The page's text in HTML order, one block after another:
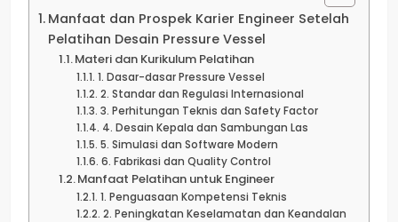
Manfaat dan Prospek Karier Engineer Setelah
Pelatihan Desain Pressure Vessel
Materi dan Kurikulum Pelatihan
1. Dasar-dasar Pressure Vessel
2. Standar dan Regulasi Internasional
3. Perhitungan Teknis dan Safety Factor
4. Desain Kepala dan Sambungan Las
5. Simulasi dan Software Modern
6. Fabrikasi dan Quality Control
Manfaat Pelatihan untuk Engineer
1. Penguasaan Kompetensi Teknis
2. Peningkatan Keselamatan dan Keandalan